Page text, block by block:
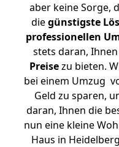
aber keine Sorge,
diegünstigste
professionellen
stets daran, Ihnen
Preisezu bieten.
bei einem Umzug
Geld zu sparen,
daran, Ihnen die
nun eine kleine
Haus in